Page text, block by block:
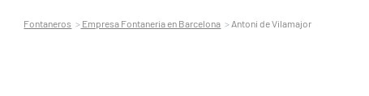
Fontaneros Empresa Fontaneria en Barcelona Antoni de Vilamajor